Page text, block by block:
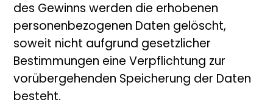
des Gewinns werden die erhobenen
personenbezogenen Daten gelöscht,
soweit nicht aufgrund gesetzlicher
Bestimmungen eine Verpflichtung zur
vorübergehenden Speicherung der Daten
besteht.